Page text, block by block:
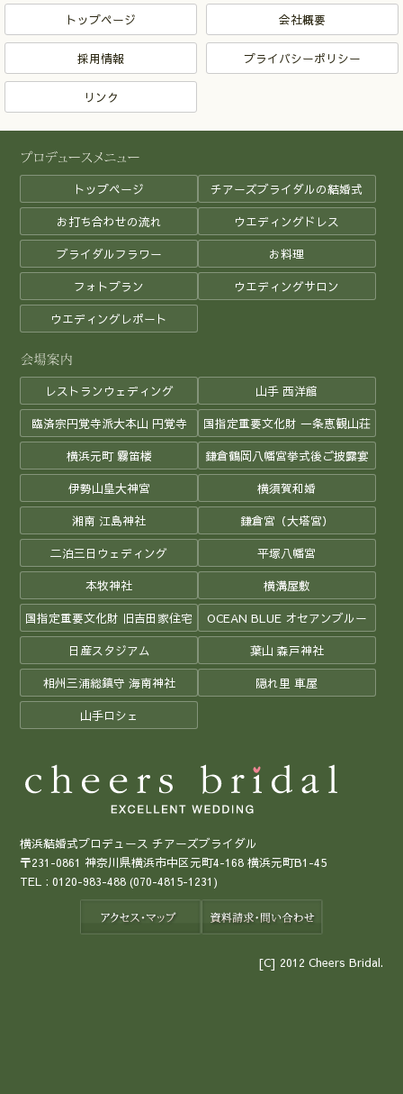
トップページ 会社概要
採用情報 プライバシーポリシー
リンク
トップページ チアーズブライダルの結婚式
お打ち合わせの流れ ウエディングドレス
ブライダルフラワー お料理
フォトプラン ウエディングサロン
ウエディングレポート
レストランウェディング 山手 西洋館
臨済宗円覚寺派大本山 円覚寺 国指定重要文化財 一条恵観山荘
横浜元町 霧笛楼 鎌倉鶴岡八幡宮挙式後ご披露宴
伊勢山皇大神宮 横須賀和婚
湘南 江島神社 鎌倉宮（大塔宮）
二泊三日ウェディング 平塚八幡宮
本牧神社 横溝屋敷
国指定重要文化財 旧吉田家住宅 OCEAN BLUE オセアンブルー
日産スタジアム 葉山 森戸神社
相州三浦総鎮守 海南神社 隠れ里 車屋
山手ロシェ
横浜結婚式プロデュース チアーズブライダル
〒231-0861 神奈川県横浜市中区元町4-168 横浜元町B1-45
TEL :0120-983-488 (070-4815-1231)
[C] 2012 Cheers Bridal.